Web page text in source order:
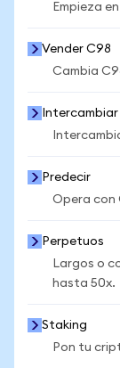
Empieza
Vender C98
Cambia
Intercambiar
Predecir
Opera con
Perpetuos
Largos o
hasta 50x.
Staking
Pon tu